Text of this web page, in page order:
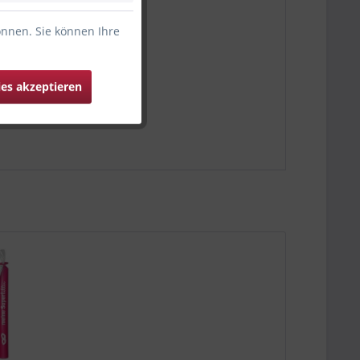
Sie können Ihre
akzeptieren